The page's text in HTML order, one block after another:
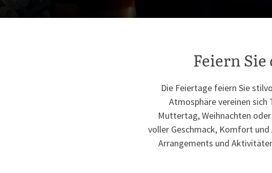
Feiern
Die Feiertage feiern Sie
Atmosphäre vereinen
Muttertag, Weihnachten
voller Geschmack, Komfort und
Arrangements und